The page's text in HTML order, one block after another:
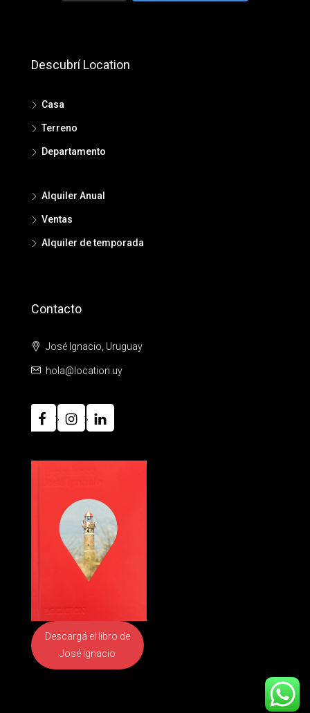
Descubrí Location
Casa
Terreno
Departamento
Alquiler Anual
Ventas
Alquiler de temporada
Contacto
José Ignacio, Uruguay
hola@location.uy
Descargá el libro de
José Ignacio